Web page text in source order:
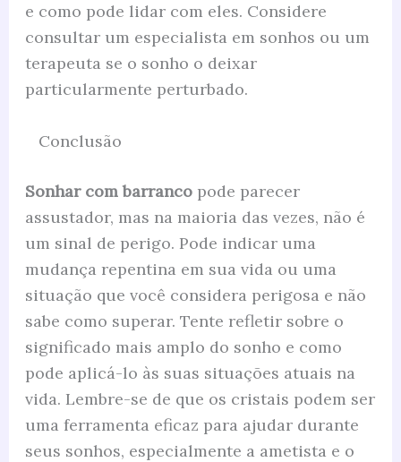
e como pode lidar com eles. Considere
consultar um especialista em sonhos ou um
terapeuta se o sonho o deixar
particularmente perturbado.
Conclusão
Sonhar com barrancopode parecer
assustador, mas na maioria das vezes, não é
um sinal de perigo. Pode indicar uma
mudança repentina em sua vida ou uma
situação que você considera perigosa e não
sabe como superar. Tente refletir sobre o
significado mais amplo do sonho e como
pode aplicá-lo às suas situações atuais na
vida. Lembre-se de que os cristais podem ser
uma ferramenta eficaz para ajudar durante
seus sonhos, especialmente a ametista e o